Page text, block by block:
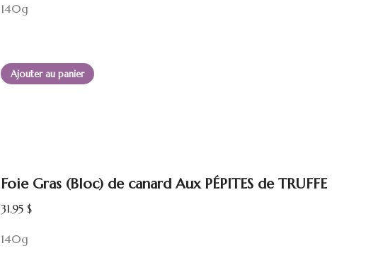
140g
Ajouter au panier
Foie Gras (Bloc) de canard Aux PÉPITES de TRUFFE
31.95 $
140g